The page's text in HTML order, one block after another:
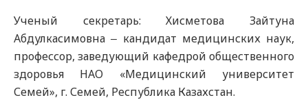
Ученый секретарь: Хисметова Зайтуна
Абдулкасимовна ‒ кандидат медицинских наук,
профессор, заведующий кафедрой общественного
здоровья НАО «Медицинский университет
Семей», г. Семей, Республика Казахстан.